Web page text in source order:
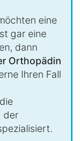
eine
gar eine
dann
Orthopädin
Ihren Fall
der